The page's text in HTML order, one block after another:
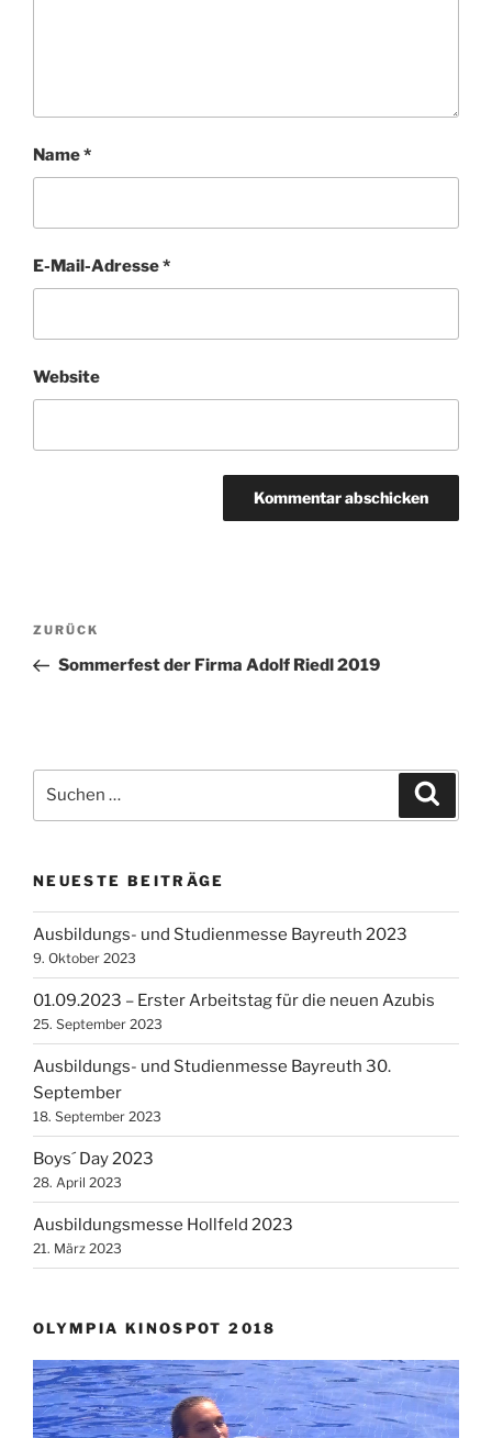
Name*
E-Mail-Adresse*
Website
Beitragsnavigation
Vorheriger
Beitrag
ZURÜCK
Sommerfest der Firma Adolf Riedl 2019
nach:
NEUESTE BEITRÄGE
Ausbildungs- und Studienmesse Bayreuth 2023
9. Oktober 2023
01.09.2023 – Erster Arbeitstag für die neuen Azubis
25. September 2023
Ausbildungs- und Studienmesse Bayreuth 30.
September
18. September 2023
Boys´ Day 2023
28. April 2023
Ausbildungsmesse Hollfeld 2023
21. März 2023
OLYMPIA KINOSPOT 2018
Video-
Player